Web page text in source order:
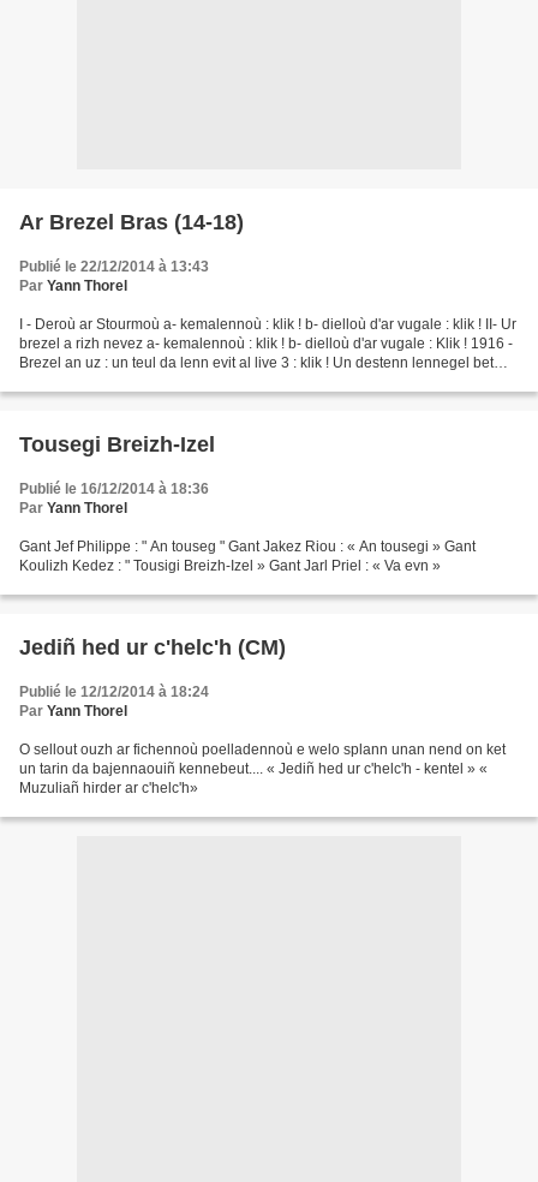
Ar Brezel Bras (14-18)
Publié le 22/12/2014 à 13:43
Par Yann Thorel
I - Deroù ar Stourmoù a- kemalennoù : klik ! b- dielloù d'ar vugale : klik ! II- Ur
brezel a rizh nevez a- kemalennoù : klik ! b- dielloù d'ar vugale : Klik ! 1916 -
Brezel an uz : un teul da lenn evit al live 3 : klik ! Un destenn lennegel bet
Tousegi Breizh-Izel
Publié le 16/12/2014 à 18:36
Par Yann Thorel
Gant Jef Philippe : " An touseg " Gant Jakez Riou : « An tousegi » Gant
Koulizh Kedez : " Tousigi Breizh-Izel » Gant Jarl Priel : « Va evn »
Jediñ hed ur c'helc'h (CM)
Publié le 12/12/2014 à 18:24
Par Yann Thorel
O sellout ouzh ar fichennoù poelladennoù e welo splann unan nend on ket
un tarin da bajennaouiñ kennebeut.... « Jediñ hed ur c'helc'h - kentel » «
Muzuliañ hirder ar c'helc'h»